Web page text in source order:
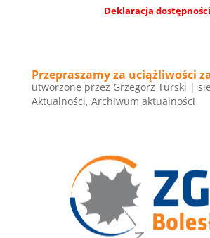
Deklaracja dostępności
Przepraszamy za uciążliwości
utworzone przez Grzegorz Turski |
Aktualności, Archiwum aktualności